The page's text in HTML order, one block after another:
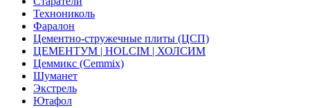
Технониколь
Фаралон
Цементно-стружечные плиты (ЦСП)
ЦЕМЕНТУМ | HOLCIM | ХОЛСИМ
Цеммикс (Cemmix)
Шуманет
Экстрель
Ютафол